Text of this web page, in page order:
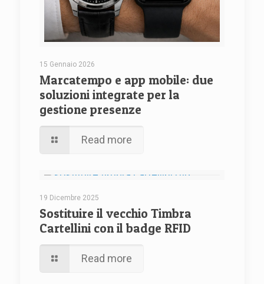
15 Gennaio 2026
Marcatempo e app mobile: due
soluzioni integrate per la
gestione presenze
Read more
19 Dicembre 2025
Sostituire il vecchio Timbra
Cartellini con il badge RFID
Read more